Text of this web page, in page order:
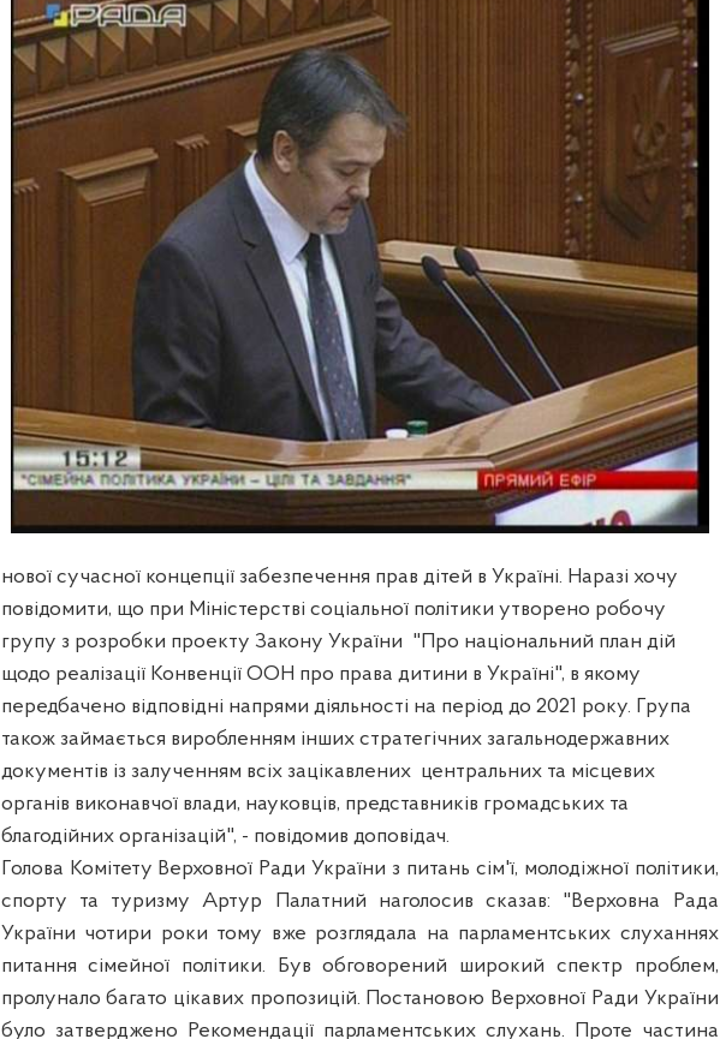
нової сучасної концепції забезпечення прав дітей в Україні. Наразі хочу
повідомити, що при Міністерстві соціальної політики утворено робочу
групу з розробки проекту Закону України "Про національний план дій
щодо реалізації Конвенції ООН про права дитини в Україні", в якому
передбачено відповідні напрями діяльності на період до 2021 року. Група
також займається виробленням інших стратегічних загальнодержавних
документів із залученням всіх зацікавлених центральних та місцевих
органів виконавчої влади, науковців, представників громадських та
благодійних організацій", - повідомив доповідач.
Голова Комітету Верховної Ради України з питань сім'ї, молодіжної політики,
спорту та туризму Артур Палатний наголосив сказав: "Верховна Рада
України чотири роки тому вже розглядала на парламентських слуханнях
питання сімейної політики. Був обговорений широкий спектр проблем,
пролунало багато цікавих пропозицій. Постановою Верховної Ради України
було затверджено Рекомендації парламентських слухань. Проте частина